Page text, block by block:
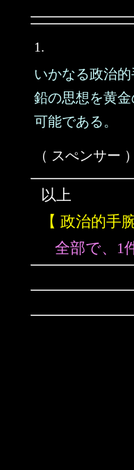
1.
いかなる政治的
鉛の思想を黄
可能である。
（ スぺンサー ）
以上
【 政治的手
全部で、1